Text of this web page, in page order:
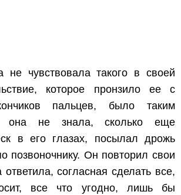
не чувствовала такого в своей
которое пронзило ее с
пальцев, было таким
она не знала, сколько еще
в его глазах, посылал дрожь
позвоночнику. Он повторил свои
согласная сделать все,
все что угодно, лишь бы